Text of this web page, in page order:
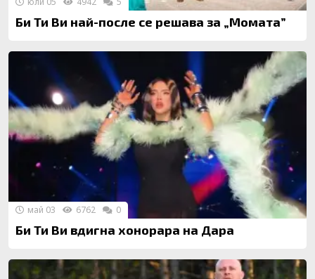
Би Ти Ви най-после се решава за „Момата”
Би Ти Ви вдигна хонорара на Дара
май 03 6762 0